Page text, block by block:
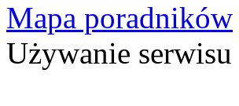
Mapa poradników
Używanie